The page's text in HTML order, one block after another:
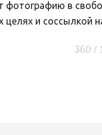
в
целях и соссылкой
360 /